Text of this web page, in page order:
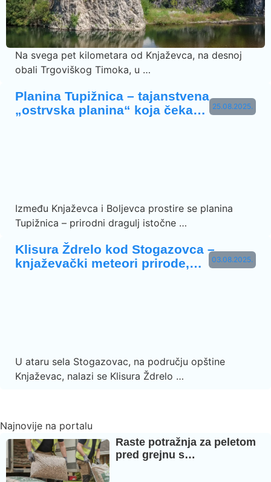
Na svega pet kilometara od Knjaževca, na desnoj
obali Trgoviškog Timoka, u …
25.08.2025.
Planina Tupižnica – tajanstvena
„ostrvska planina“ koja čeka…
Između Knjaževca i Boljevca prostire se planina
Tupižnica – prirodni dragulj istočne …
03.08.2025.
Klisura Ždrelo kod Stogazovca –
knjaževački meteori prirode,…
U ataru sela Stogazovac, na području opštine
Knjaževac, nalazi se Klisura Ždrelo …
Najnovije na portalu
Raste potražnja za peletom
pred grejnu s…